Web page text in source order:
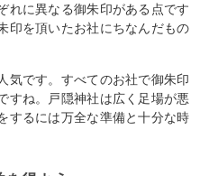
れに異なる御朱印がある点です
印を頂いたお社にちなんだもの
気です。すべてのお社で御朱印
すね。戸隠神社は広く足場が悪
するには万全な準備と十分な時